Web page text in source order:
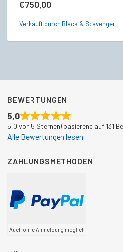
€750,00
Verkauft durch Black & Scavenger
BEWERTUNGEN
5,0
5,0 von 5 Sternen (basierend auf 131
Alle Bewertungen lesen
ZAHLUNGSMETHODEN
Auch ohne Anmeldung möglich